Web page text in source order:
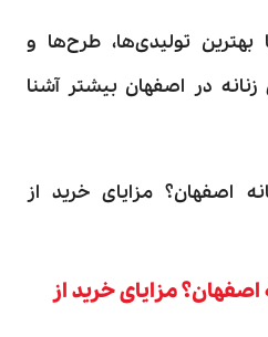
بهترین تولیدی‌ها، طرح‌ها و
در اصفهان بیشتر آشنا
مزایای خرید از